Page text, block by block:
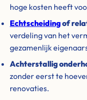
hoge kosten heeft
Echtscheidingof
verdeling van het
gezamenlijk
Achterstallig
zonder eerst te
renovaties.